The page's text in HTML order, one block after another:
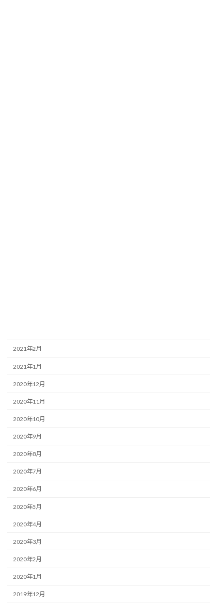
2021年2月
2021年1月
2020年12月
2020年11月
2020年10月
2020年9月
2020年8月
2020年7月
2020年6月
2020年5月
2020年4月
2020年3月
2020年2月
2020年1月
2019年12月